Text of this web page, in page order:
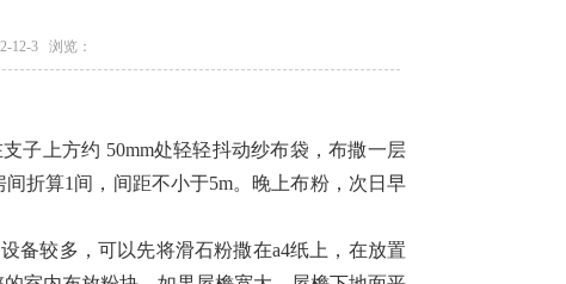
12-3 浏览：
子上方约 50mm处轻轻抖动纱布袋，布撒一层
折算1间，间距不小于5m。晚上布粉，次日早
备较多，可以先将滑石粉撒在a4纸上，在放置